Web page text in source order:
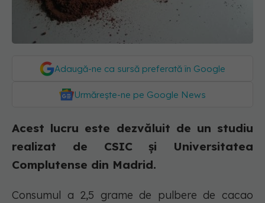
Adaugă-ne ca sursă preferată în Google
Urmărește-ne pe Google News
Acest lucru este dezvăluit de un studiu
realizat de CSIC și Universitatea
Complutense din Madrid.
Consumul a 2,5 grame de pulbere de cacao